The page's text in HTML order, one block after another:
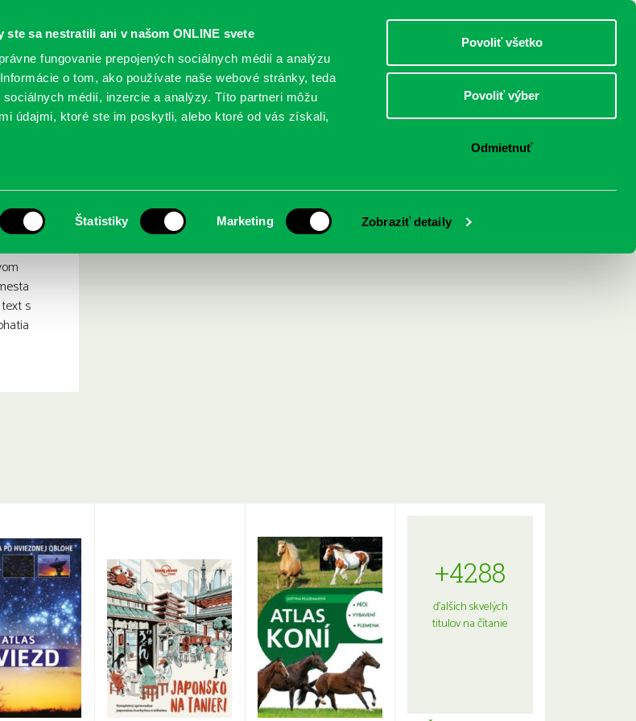
sa nestratili ani v našom ONLINE svete
fungovanie prepojených sociálnych médií a analýzu
o tom, ako používate naše webové stránky, teda
médií, inzercie a analýzy. Títo partneri môžu
údajmi, ktoré ste im poskytli, alebo ktoré od vás získali,
Štatistiky Marketing Zobraziť detaily
Povoliť všetko
Povoliť výber
Odmietnuť
DOSPELÍ
PODUJATIA POBOČKY O KNIŽNICI
výlet do Bratislavy
s
+4288
ďalších skvelých
titulov na čítanie